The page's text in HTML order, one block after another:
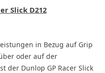
Slick D212
in Bezug auf Grip
oder auf der
der Dunlop GP Racer Slick